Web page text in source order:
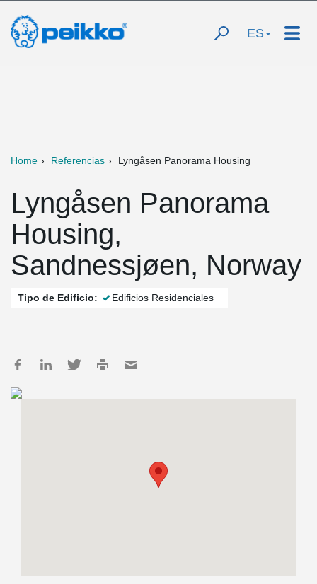
ES
Home Referencias Lyngåsen Panorama Housing
Lyngåsen Panorama
Housing,
Sandnessjøen, Norway
Tipo de Edificio: Edificios Residenciales